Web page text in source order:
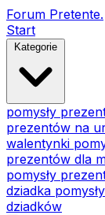
Forum Pretente.
Start
Kategorie
pomysły
prezentów na
walentynki
prezentów dla
pomysły
dziadka
dziadków